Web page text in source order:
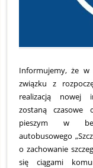
Informujemy, że w
związku z
realizacją nowej
zostaną czasowe
pieszym w
autobusowego
o zachowanie
się ciągami